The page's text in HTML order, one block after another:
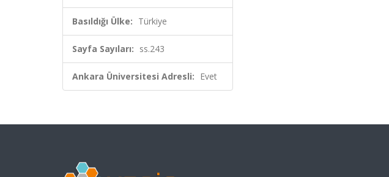
Basıldığı Ülke: Türkiye
Sayfa Sayıları: ss.243
Ankara Üniversitesi Adresli: Evet